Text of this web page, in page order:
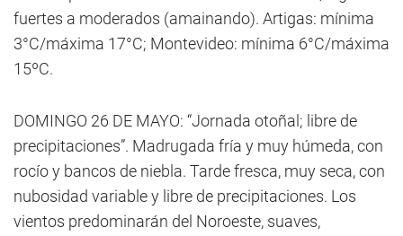
fuertes a moderados (amainando). Artigas: mínima
3°C/máxima 17°C; Montevideo: mínima 6°C/máxima
15ºC.
DOMINGO 26 DE MAYO: “Jornada otoñal; libre de
precipitaciones”. Madrugada fría y muy húmeda, con
rocío y bancos de niebla. Tarde fresca, muy seca, con
nubosidad variable y libre de precipitaciones. Los
vientos predominarán del Noroeste, suaves,